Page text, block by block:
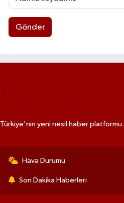
Gönder
Türkiye'nin yeni nesil haber platformu.
Hava Durumu
Son Dakika Haberleri